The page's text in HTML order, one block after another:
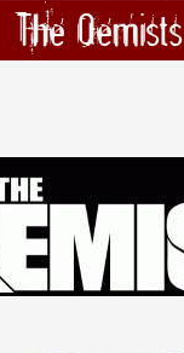
The Qemists